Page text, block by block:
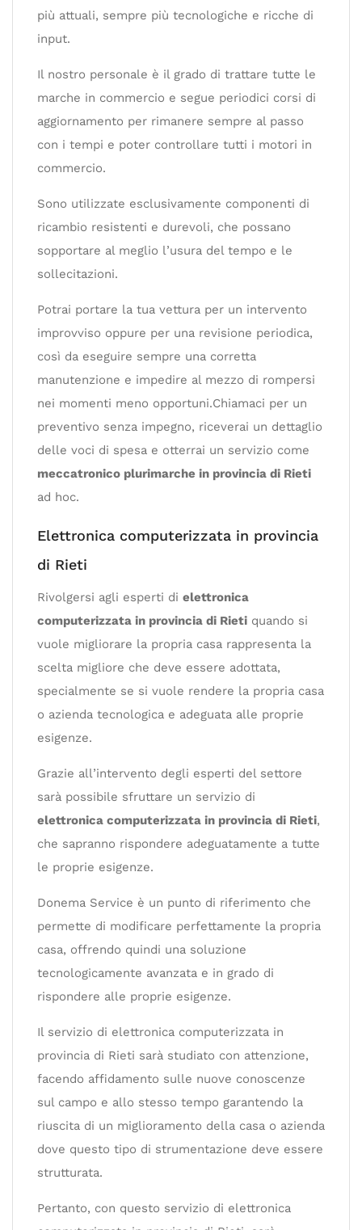
più attuali, sempre più tecnologiche e ricche di
input.
Il nostro personale è il grado di trattare tutte le
marche in commercio e segue periodici corsi di
aggiornamento per rimanere sempre al passo
con i tempi e poter controllare tutti i motori in
commercio.
Sono utilizzate esclusivamente componenti di
ricambio resistenti e durevoli, che possano
sopportare al meglio l’usura del tempo e le
sollecitazioni.
Potrai portare la tua vettura per un intervento
improvviso oppure per una revisione periodica,
così da eseguire sempre una corretta
manutenzione e impedire al mezzo di rompersi
nei momenti meno opportuni.Chiamaci per un
preventivo senza impegno, riceverai un dettaglio
delle voci di spesa e otterrai un servizio come
meccatronico plurimarche in provincia di Rieti
ad hoc.
Elettronica computerizzata in provincia
di Rieti
Rivolgersi agli esperti di elettronica
computerizzata in provincia di Rieti quando si
vuole migliorare la propria casa rappresenta la
scelta migliore che deve essere adottata,
specialmente se si vuole rendere la propria casa
o azienda tecnologica e adeguata alle proprie
esigenze.
Grazie all’intervento degli esperti del settore
sarà possibile sfruttare un servizio di
elettronica computerizzata in provincia di Rieti,
che sapranno rispondere adeguatamente a tutte
le proprie esigenze.
Donema Service è un punto di riferimento che
permette di modificare perfettamente la propria
casa, offrendo quindi una soluzione
tecnologicamente avanzata e in grado di
rispondere alle proprie esigenze.
Il servizio di elettronica computerizzata in
provincia di Rieti sarà studiato con attenzione,
facendo affidamento sulle nuove conoscenze
sul campo e allo stesso tempo garantendo la
riuscita di un miglioramento della casa o azienda
dove questo tipo di strumentazione deve essere
strutturata.
Pertanto, con questo servizio di elettronica